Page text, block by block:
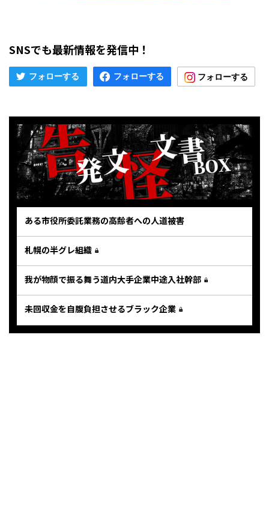
SNSでも最新情報を発信中！
ある市役所委託業務の高齢者への人道被害
札幌の半グレ組織
我が物顔で振る舞う道内大手企業中途入社幹部
未回収金を自腹負担させるブラック企業